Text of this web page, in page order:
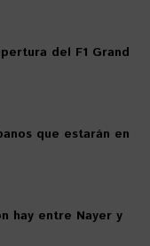
del F1 Grand
que estarán en
hay entre Nayer y